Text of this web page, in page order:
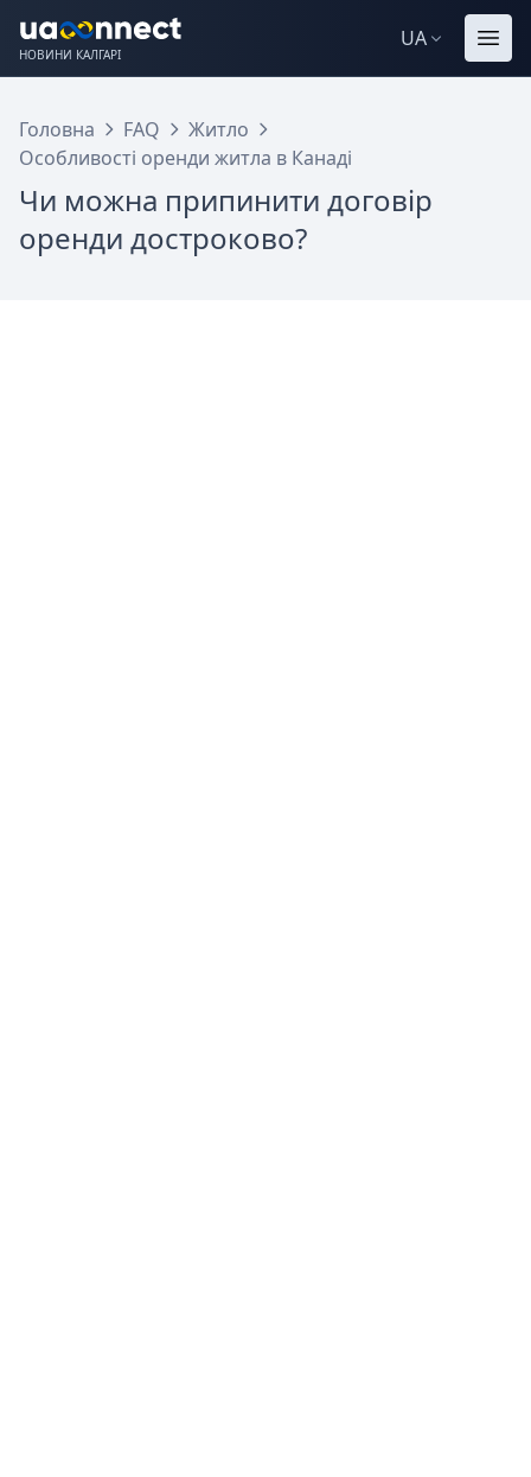
НОВИНИ КАЛГАРІ
UA
Головна FAQ
Житло
Особливості оренди житла в Канаді
Чи можна припинити договір
оренди достроково?